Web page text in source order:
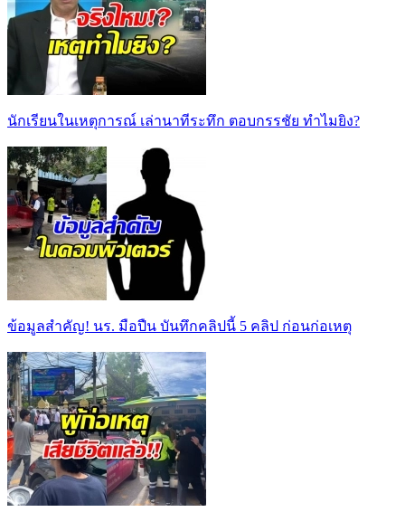
นักเรียนในเหตุการณ์ เล่านาทีระทึก ตอบกรรชัย ทำไมยิง?
ข้อมูลสำคัญ! นร. มือปืน บันทึกคลิปนี้ 5 คลิป ก่อนก่อเหตุ